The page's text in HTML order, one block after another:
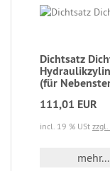
Dichtsatz
(für
111,01 EUR
incl. 19 % USt zzgl.
mehr...